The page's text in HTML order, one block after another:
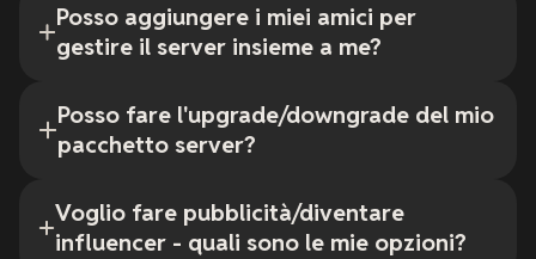
Posso aggiungere i miei amici per
gestire il server insieme a me?
Posso fare l'upgrade/downgrade del mio
pacchetto server?
Voglio fare pubblicità/diventare
influencer - quali sono le mie opzioni?